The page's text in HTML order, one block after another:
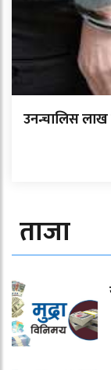
उनन्चालिस लाख
ताजा